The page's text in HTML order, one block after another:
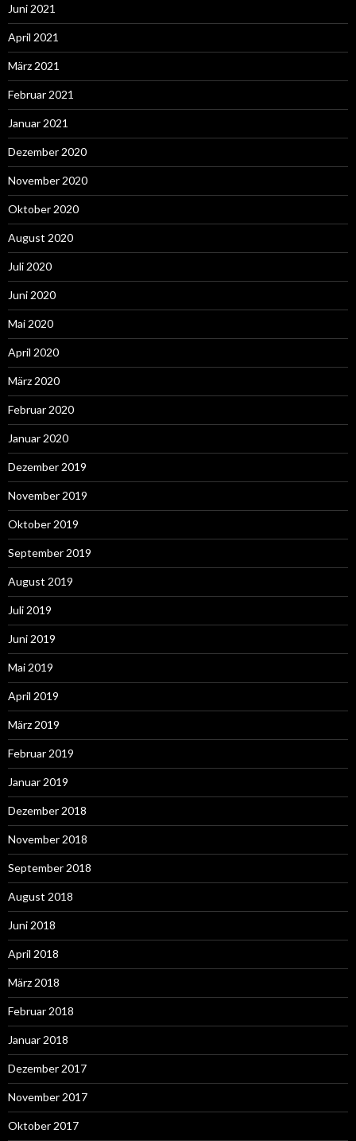
Juni 2021
April 2021
März 2021
Februar 2021
Januar 2021
Dezember 2020
November 2020
Oktober 2020
August 2020
Juli 2020
Juni 2020
Mai 2020
April 2020
März 2020
Februar 2020
Januar 2020
Dezember 2019
November 2019
Oktober 2019
September 2019
August 2019
Juli 2019
Juni 2019
Mai 2019
April 2019
März 2019
Februar 2019
Januar 2019
Dezember 2018
November 2018
September 2018
August 2018
Juni 2018
April 2018
März 2018
Februar 2018
Januar 2018
Dezember 2017
November 2017
Oktober 2017